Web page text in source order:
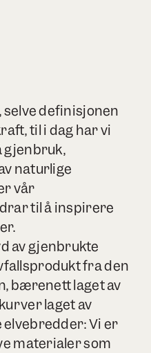
definisjonen
til i dag har vi
gjenbruk,
naturlige
vår
til å inspirere
av gjenbrukte
fra den
bærenett laget av
laget av
Vi er
materialer som